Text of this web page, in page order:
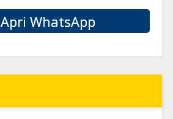
Apri WhatsApp